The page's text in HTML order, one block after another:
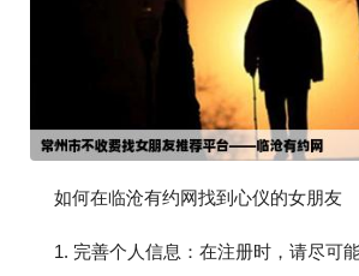
如何在临沧有约网找到心仪的女朋友
1. 完善个人信息：在注册时，请尽可